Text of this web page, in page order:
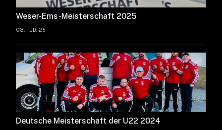
Weser-Ems-Meisterschaft 2025
08. FEB. 25
Deutsche Meisterschaft der U22 2024